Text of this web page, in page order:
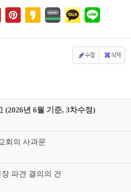
수정 삭제
(2026년 6월 기준, 3차수정)
회의 사과문
파견 결의의 건